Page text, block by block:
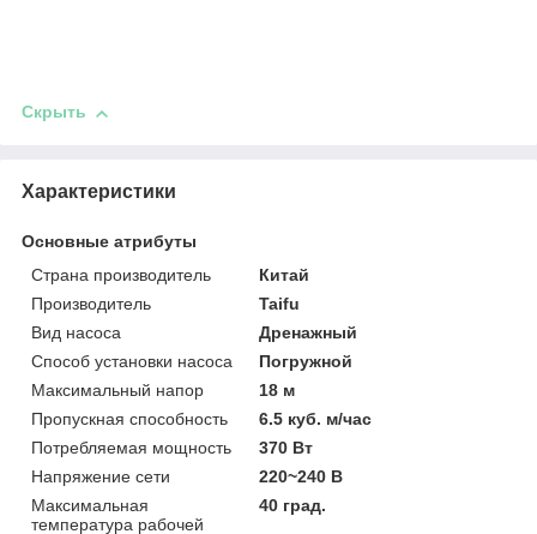
Скрыть
Характеристики
Основные атрибуты
Страна производитель
Китай
Производитель
Taifu
Вид насоса
Дренажный
Способ установки насоса
Погружной
Максимальный напор
18 м
Пропускная способность
6.5 куб. м/час
Потребляемая мощность
370 Вт
Напряжение сети
220~240 В
Максимальная
температура рабочей
40 град.